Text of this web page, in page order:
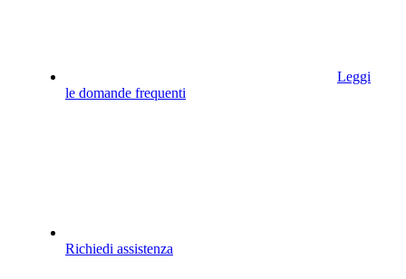
Leggi
le domande frequenti
Richiedi assistenza